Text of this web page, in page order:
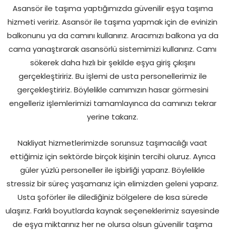
Asansör ile taşıma yaptığımızda güvenilir eşya taşıma
hizmeti veririz. Asansör ile taşıma yapmak için de evinizin
balkonunu ya da camını kullanırız. Aracımızı balkona ya da
cama yanaştırarak asansörlü sistemimizi kullanırız. Camı
sökerek daha hızlı bir şekilde eşya giriş çıkışını
gerçekleştiririz. Bu işlemi de usta personellerimiz ile
gerçekleştiririz. Böylelikle camımızın hasar görmesini
engelleriz işlemlerimizi tamamlayınca da camınızı tekrar
yerine takarız.
Nakliyat hizmetlerimizde sorunsuz taşımacılığı vaat
ettiğimiz için sektörde birçok kişinin tercihi oluruz. Ayrıca
güler yüzlü personeller ile işbirliği yaparız. Böylelikle
stressiz bir süreç yaşamanız için elimizden geleni yaparız.
Usta şoförler ile dilediğiniz bölgelere de kısa sürede
ulaşırız. Farklı boyutlarda kaynak seçeneklerimiz sayesinde
de eşya miktarınız her ne olursa olsun güvenilir taşıma